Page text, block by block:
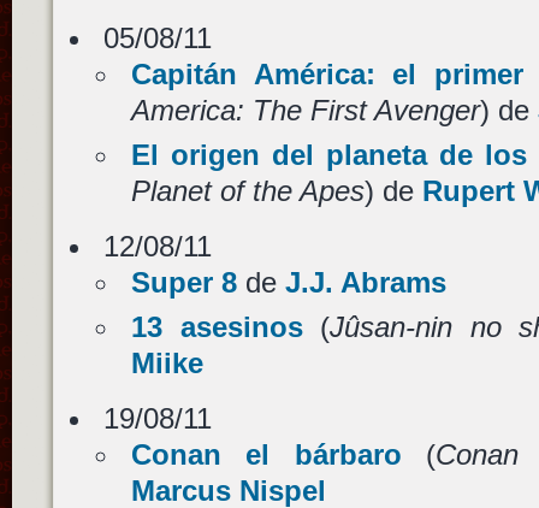
05/08/11
Capitán América: el primer
America: The First Avenger) de
El origen del planeta de los
Planet of the Apes) de Rupert
12/08/11
Super 8de J.J. Abrams
13 asesinos(Jûsan-nin no
Miike
19/08/11
Conan el bárbaro (Conan
Marcus Nispel